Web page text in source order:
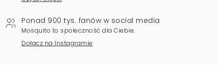
Ponad 900 tys. fanów w social media
Mosquito to społeczność dla Ciebie.
Dołącz na Instagramie